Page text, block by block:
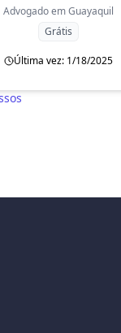
Advogado emGuayaquil
Grátis
Última vez: 1/18/2025